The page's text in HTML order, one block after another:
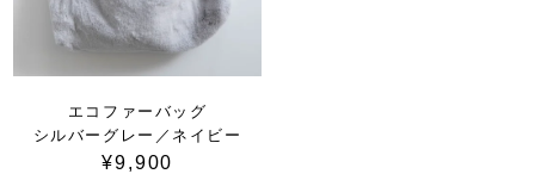
エコファーバッグ
シルバーグレー／ネイビー
¥9,900